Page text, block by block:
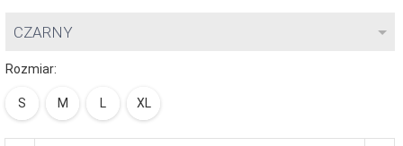
CZARNY
Rozmiar:
S M L XL